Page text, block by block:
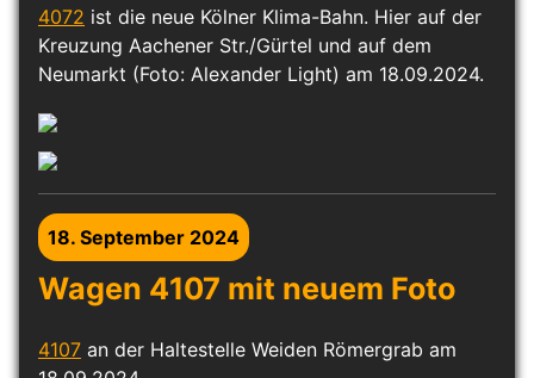
4072 ist die neue Kölner Klima-Bahn. Hier auf der
Kreuzung Aachener Str./Gürtel und auf dem
Neumarkt (Foto: Alexander Light) am 18.09.2024.
18. September 2024
Wagen 4107 mit neuem Foto
4107 an der Haltestelle Weiden Römergrab am